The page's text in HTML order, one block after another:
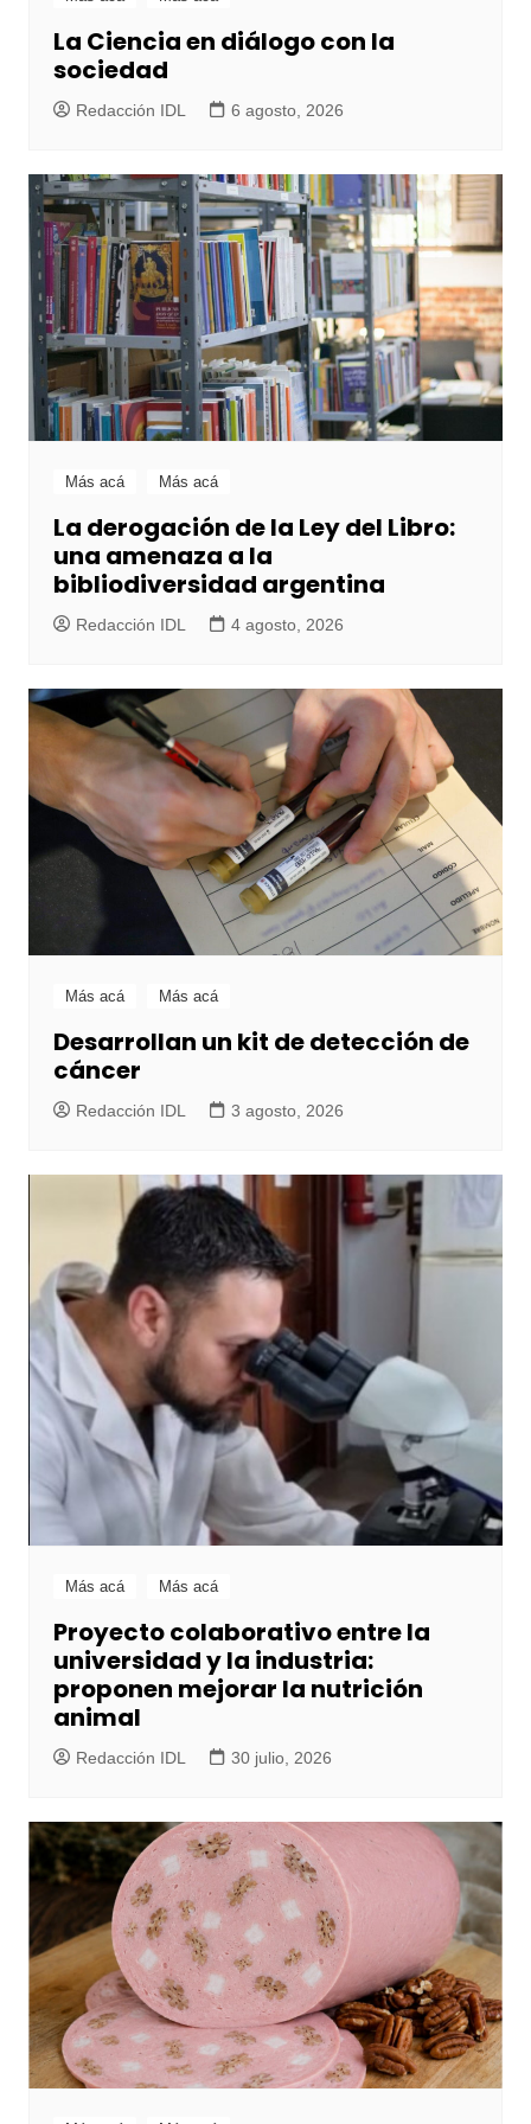
La Ciencia en diálogo con la
sociedad
Redacción IDL 6 agosto, 2026
Más acá Más acá
La derogación de la Ley del Libro:
una amenaza a la
bibliodiversidad argentina
Redacción IDL 4 agosto, 2026
Más acá Más acá
Desarrollan un kit de detección de
cáncer
Redacción IDL 3 agosto, 2026
Más acá Más acá
Proyecto colaborativo entre la
universidad y la industria:
proponen mejorar la nutrición
animal
Redacción IDL 30 julio, 2026